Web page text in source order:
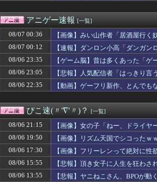
【悲報】サイバーコネクトツーの松山氏、
三大傑作ゼルダライク「The Binding of Isaac」「
【ウマ娘】アイちゃんとフサパンの水着、
早食いしてる奴、マジでヤバイぞ・・・
【画像】キズナアイが今年で10周年ってマジ？
劇団員やってる友達からたまにチケット買わさ
もこうのKICK・Youtube配信にもNightbotみた
【天文】太陽に含まれる「銀」は従来推定よ
【画像】北海道の1500万の中古物件、レベチｗ
【ラブライブ！】🌙🐈‍⬛「うちのオタクは社畜
韓国人「ソクリ投票問題の年に、選挙管理委員
合コンで出会った超しつこい男にブチギレて帰
三重県警察 鈴鹿サーキットでパレード走行訓
SpaceX、米国防関連技術保護を重視し供給連
【画像】チー牛さん、とんでもない恵体の白人
【絶望】里帰り出産中の嫁と険悪…もう会わず
消費税減税をなんとしても阻止したい石破前首
子の保育園バザーに出そうと思っていた物をダ
アニゲー速報 [一覧]
08/07 00:36
【画像】みい山作者「居酒屋行
08/07 00:12
【速報】ダンロン小高「ダンガン
08/06 23:35
【ゲーム脳】昔は多くあった「
08/06 23:05
【悲報】人気配信者「はっきり
08/06 22:35
【動画】ゲーフリ新作、とんで
ぴこ速(〃'∇'〃)？ [一覧]
08/06 21:15
【画像】女の子「ねー、ドライヤ
08/06 19:50
【画像】リズム天国でシコったｗ
08/06 17:30
【画像】フリーレンって絶対に性
08/06 15:55
【悲報】頂き女子に人生を狂わ
08/06 13:55
【悲報】ヤニねこさん、BPOが動